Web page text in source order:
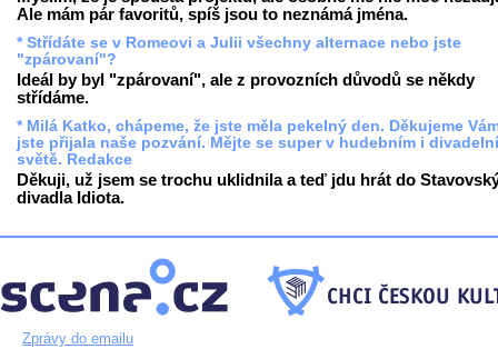
Ale mám pár favoritů, spíš jsou to neznámá jména.
* Střídáte se v Romeovi a Julii všechny alternace nebo jste
"zpárovaní"?
Ideál by byl "zpárovaní", ale z provozních důvodů se někdy
střídáme.
* Milá Katko, chápeme, že jste měla pekelný den. Děkujeme
jste přijala naše pozvání. Mějte se super v hudebním i
světě. Redakce
Děkuji, už jsem se trochu uklidnila a teď jdu hrát do
divadla Idiota.
Zprávy do emailu